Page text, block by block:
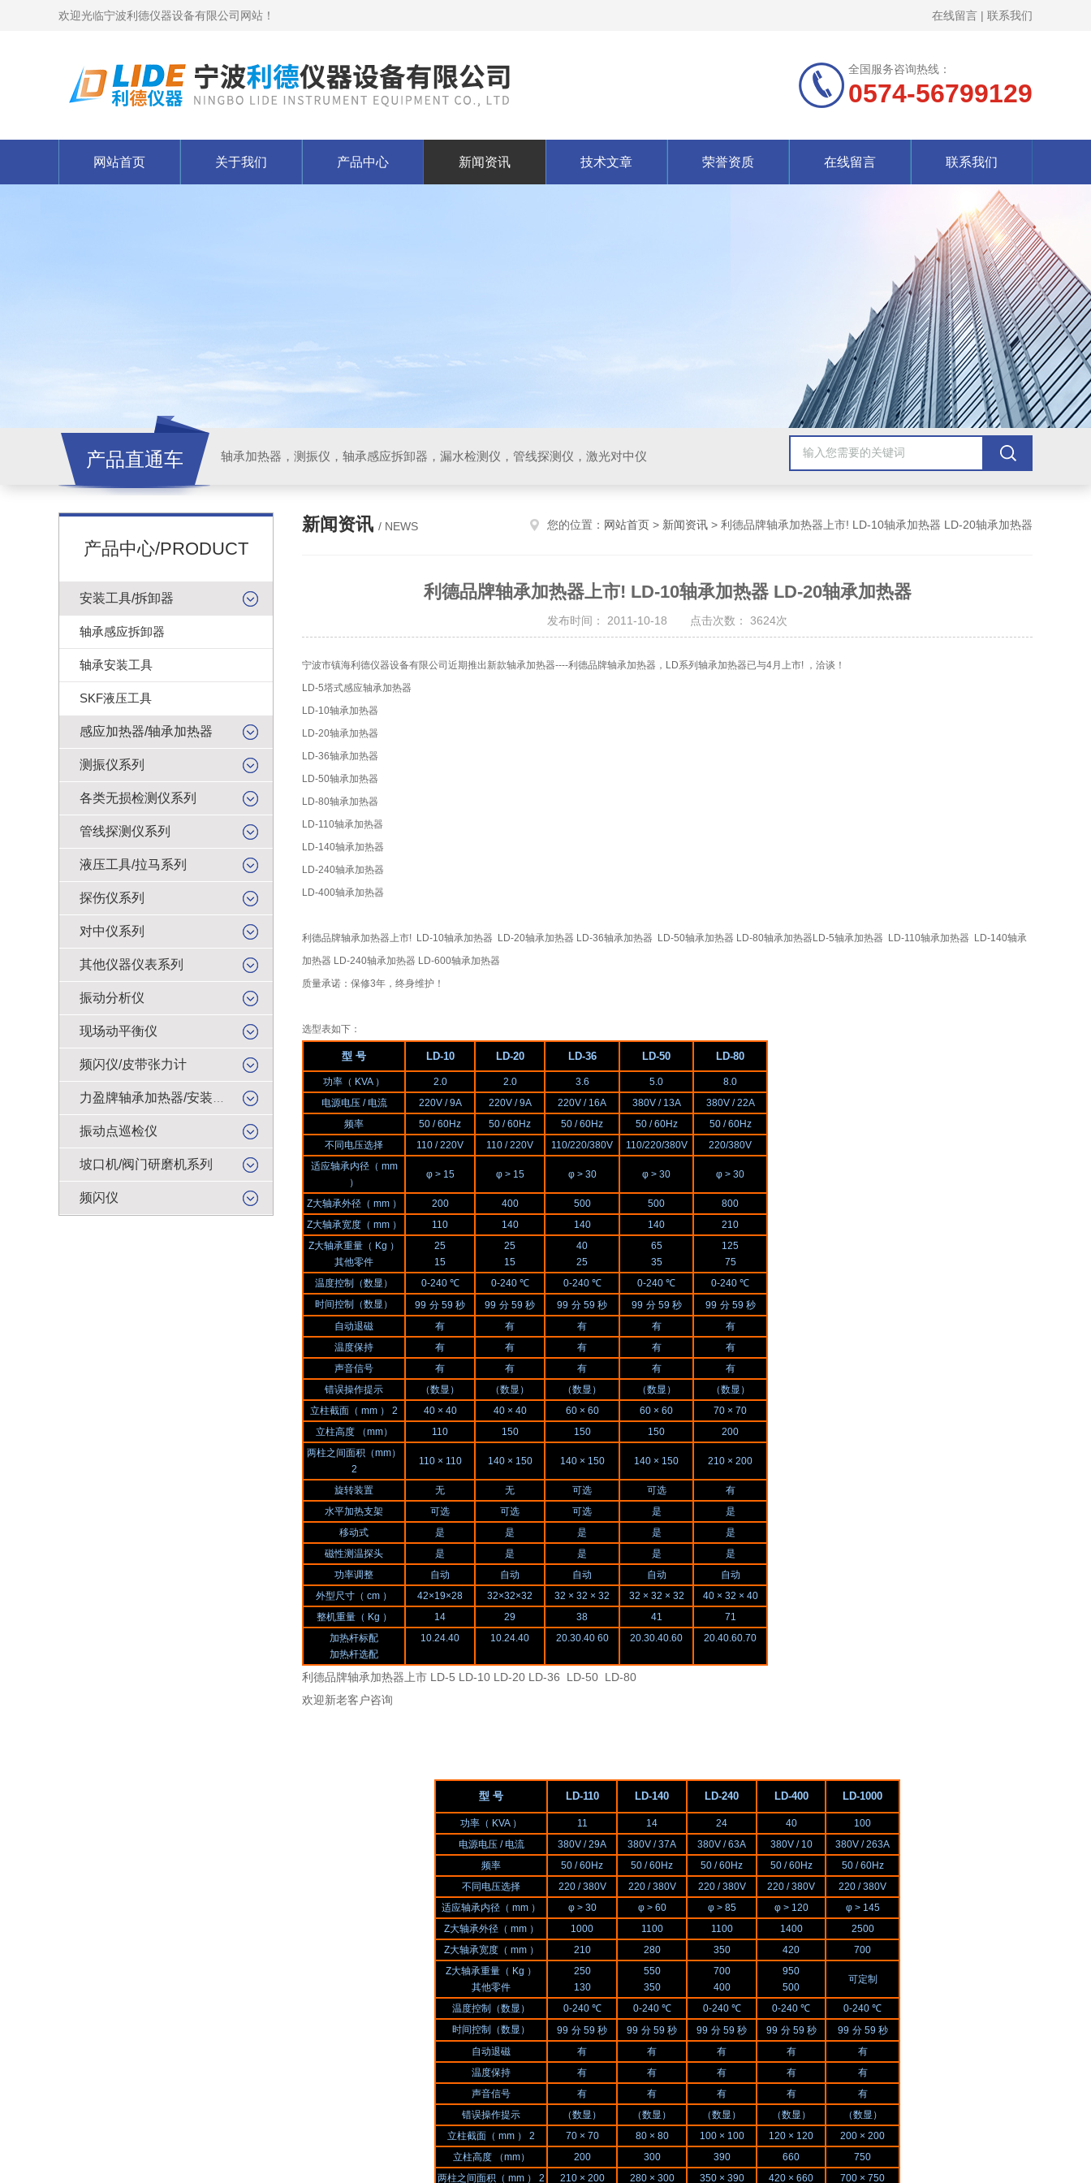
欢迎光临宁波利德仪器设备有限公司网站！ 在线留言 | 联系我们
全国服务咨询热线：
0574-56799129
网站首页 关于我们 产品中心 新闻资讯 技术文章 荣誉资质 在线留言 联系我们
产品直通车 轴承加热器，测振仪，轴承感应拆卸器，漏水检测仪，管线探测仪，激光对中仪
产品中心/PRODUCT
安装工具/拆卸器
轴承感应拆卸器
轴承安装工具
SKF液压工具
感应加热器/轴承加热器
测振仪系列
各类无损检测仪系列
管线探测仪系列
液压工具/拉马系列
探伤仪系列
对中仪系列
其他仪器仪表系列
振动分析仪
现场动平衡仪
频闪仪/皮带张力计
振动点巡检仪
坡口机/阀门研磨机系列
频闪仪
新闻资讯 / NEWS 您的位置： 网站首页 > 新闻资讯 > 利德品牌轴承加热器上市! LD-10轴承加热器 LD-20轴承加热器
利德品牌轴承加热器上市! LD-10轴承加热器 LD-20轴承加热器
发布时间： 2011-10-18 点击次数： 3624次
宁波市镇海利德仪器设备有限公司近期推出新款轴承加热器----利德品牌轴承加热器，LD系列轴承加热器已与4月上市! ，洽谈！
LD-5塔式感应轴承加热器
LD-10轴承加热器
LD-20轴承加热器
LD-36轴承加热器
LD-50轴承加热器
LD-80轴承加热器
LD-110轴承加热器
LD-140轴承加热器
LD-240轴承加热器
LD-400轴承加热器
利德品牌轴承加热器上市! LD-10轴承加热器 LD-20轴承加热器 LD-36轴承加热器 LD-50轴承加热器 LD-80轴承加热器LD-5轴承加热器 LD-110轴承加热器 LD-140轴承
加热器 LD-240轴承加热器 LD-600轴承加热器
质量承诺：保修3年，终身维护！
选型表如下：
型 号 LD-10 LD-20 LD-36 LD-50 LD-80
功率（ KVA ） 2.0 2.0 3.6 5.0
8.0
电源电压 / 电流
220V / 9A 220V / 9A 220V / 16A 380V / 13A
380V / 22A
频率
50 / 60Hz 50 / 60Hz 50 / 60Hz 50 / 60Hz
50 / 60Hz
不同电压选择
110 / 220V 110 / 220V 110/220/380V 110/220/380V
220/380V
适应轴承内径（ mm
）
φ > 15 φ > 15 φ > 30 φ > 30 φ > 30
Z大轴承外径（ mm ） 200 400 500 500
800
Z大轴承宽度（ mm ）
110 140 140 140
210
Z大轴承重量（ Kg ）
其他零件
25
15
25
15
40
25
65
35
125
75
温度控制（数显）
0-240 ℃ 0-240 ℃ 0-240 ℃ 0-240 ℃
0-240 ℃
时间控制（数显）
99 分 59 秒 99 分 59 秒 99 分 59 秒 99 分 59 秒 99 分 59 秒
自动退磁
有 有 有 有
有
温度保持
有 有 有 有
有
声音信号
有 有 有 有
有
错误操作提示
（数显） （数显） （数显） （数显）
（数显）
立柱截面（ mm ） 2
40 × 40 40 × 40 60 × 60 60 × 60
70 × 70
立柱高度 （mm）
110 150 150 150
200
两柱之间面积（mm）
2
110 × 110 140 × 150 140 × 150 140 × 150 210 × 200
旋转装置 无 无 可选 可选
有
水平加热支架
可选 可选 可选 是
是
移动式
是 是 是 是
是
磁性测温探头
是 是 是 是
是
功率调整
自动 自动 自动 自动
自动
外型尺寸（ cm ）
42×19×28 32×32×32 32 × 32 × 32 32 × 32 × 32
40 × 32 × 40
整机重量（ Kg ）
14 29 38 41
71
加热杆标配
加热杆选配
10.24.40 10.24.40 20.30.40 60 20.30.40.60 20.40.60.70
利德品牌轴承加热器上市 LD-5 LD-10 LD-20 LD-36 LD-50 LD-80
欢迎新老客户咨询
型 号 LD-110 LD-140 LD-240 LD-400 LD-1000
功率（ KVA ） 11 14 24 40
100
电源电压 / 电流
380V / 29A 380V / 37A 380V / 63A 380V / 10
380V / 263A
频率
50 / 60Hz 50 / 60Hz 50 / 60Hz 50 / 60Hz
50 / 60Hz
不同电压选择
220 / 380V 220 / 380V 220 / 380V 220 / 380V
220 / 380V
适应轴承内径（ mm ）
φ > 30 φ > 60 φ > 85 φ > 120
φ > 145
Z大轴承外径（ mm ）
1000 1100 1100 1400
2500
Z大轴承宽度（ mm ）
210 280 350 420
700
Z大轴承重量（ Kg ）
其他零件
250
130
550
350
700
400
950
500
可定制
温度控制（数显） 0-240 ℃ 0-240 ℃ 0-240 ℃ 0-240 ℃
0-240 ℃
时间控制（数显）
99 分 59 秒 99 分 59 秒 99 分 59 秒 99 分 59 秒 99 分 59 秒
自动退磁
有 有 有 有
有
温度保持
有 有 有 有
有
声音信号
有 有 有 有
有
错误操作提示
（数显） （数显） （数显） （数显）
（数显）
立柱截面（ mm ） 2
70 × 70 80 × 80 100 × 100 120 × 120
200 × 200
立柱高度 （mm）
200 300 390 660
750
两柱之间面积（ mm ） 2
210 × 200 280 × 300 350 × 390 420 × 660
700 × 750